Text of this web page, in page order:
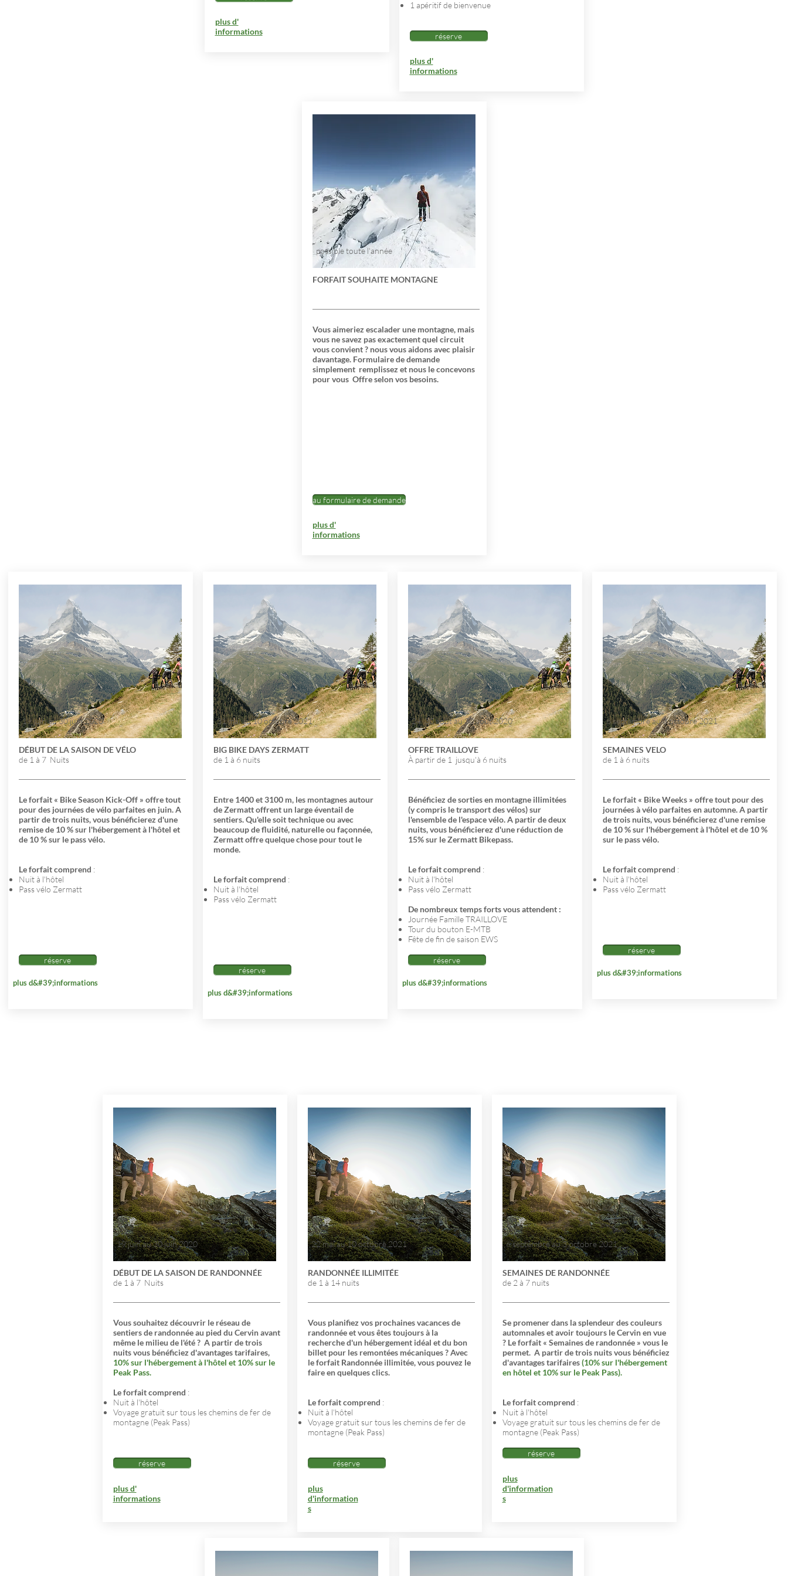
plus d'
informations
1 apéritif de bienvenue
réserve
plus d'
informations
possible toute l'année
FORFAIT SOUHAITE MONTAGNE
Vous aimeriez escalader une montagne, mais
vous ne savez pas exactement quel circuit
vous convient ? nous vous aidons avec plaisir
davantage. Formulaire de demande
simplement remplissez et nous le concevons
pour vous Offre selon vos besoins.
au formulaire de demande
plus d'
informations
19 juin au 30 juin 2020
DÉBUT DE LA SAISON DE VÉLO
de 1 à 7 Nuits
Le forfait « Bike Season Kick-Off » offre tout
pour des journées de vélo parfaites en juin. A
partir de trois nuits, vous bénéficierez d'une
remise de 10 % sur l'hébergement à l'hôtel et
de 10 % sur le pass vélo.
Le forfait comprend :
Nuit à l'hôtel
Pass vélo Zermatt
réserve
plus d&#39;informations
31 mai au 10 octobre 2021
BIG BIKE DAYS ZERMATT
de 1 à 6 nuits
Entre 1400 et 3100 m, les montagnes autour
de Zermatt offrent un large éventail de
sentiers. Qu'elle soit technique ou avec
beaucoup de fluidité, naturelle ou façonnée,
Zermatt offre quelque chose pour tout le
monde.
Le forfait comprend :
Nuit à l'hôtel
Pass vélo Zermatt
réserve
plus d&#39;informations
24 30 août au 30 août 2020
OFFRE TRAILLOVE
À partir de 1 jusqu'à 6 nuits
Bénéficiez de sorties en montagne illimitées
(y compris le transport des vélos) sur
l'ensemble de l'espace vélo. A partir de deux
nuits, vous bénéficierez d'une réduction de
15% sur le Zermatt Bikepass.
Le forfait comprend :
Nuit à l'hôtel
Pass vélo Zermatt
De nombreux temps forts vous attendent :
Journée Famille TRAILLOVE
Tour du bouton E-MTB
Fête de fin de saison EWS
réserve
plus d&#39;informations
6 septembre au 3 octobre 2021
SEMAINES VELO
de 1 à 6 nuits
Le forfait « Bike Weeks » offre tout pour des
journées à vélo parfaites en automne. A partir
de trois nuits, vous bénéficierez d'une remise
de 10 % sur l'hébergement à l'hôtel et de 10 %
sur le pass vélo.
Le forfait comprend :
Nuit à l'hôtel
Pass vélo Zermatt
réserve
plus d&#39;informations
19 juin au 30 juin 2020
DÉBUT DE LA SAISON DE RANDONNÉE
de 1 à 7 Nuits
Vous souhaitez découvrir le réseau de
sentiers de randonnée au pied du Cervin avant
même le milieu de l'été ? A partir de trois
nuits vous bénéficiez d'avantages tarifaires,
10% sur l'hébergement à l'hôtel et 10% sur le
Peak Pass.
Le forfait comprend :
Nuit à l'hôtel
Voyage gratuit sur tous les chemins de fer de
montagne (Peak Pass)
réserve
plus d'
informations
22 mai au 10 octobre 2021
RANDONNÉE ILLIMITÉE
de 1 à 14 nuits
Vous planifiez vos prochaines vacances de
randonnée et vous êtes toujours à la
recherche d'un hébergement idéal et du bon
billet pour les remontées mécaniques ? Avec
le forfait Randonnée illimitée, vous pouvez le
faire en quelques clics.
Le forfait comprend :
Nuit à l'hôtel
Voyage gratuit sur tous les chemins de fer de
montagne (Peak Pass)
réserve
plus
d'information
s
6 septembre au 3 octobre 2021
SEMAINES DE RANDONNÉE
de 2 à 7 nuits
Se promener dans la splendeur des couleurs
automnales et avoir toujours le Cervin en vue
? Le forfait « Semaines de randonnée » vous le
permet. A partir de trois nuits vous bénéficiez
d'avantages tarifaires (10% sur l'hébergement
en hôtel et 10% sur le Peak Pass).
Le forfait comprend :
Nuit à l'hôtel
Voyage gratuit sur tous les chemins de fer de
montagne (Peak Pass)
réserve
plus
d'information
s